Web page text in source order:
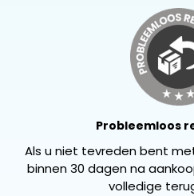
Probleemloos
Als u niet tevreden bent
binnen 30 dagen na
volledige